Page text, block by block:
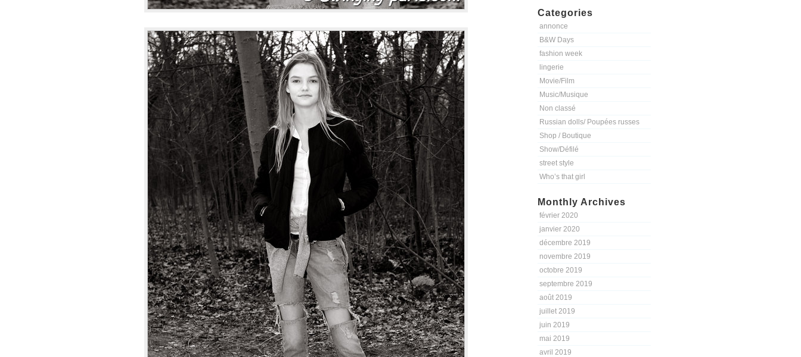
Categories
annonce
B&W Days
fashion week
lingerie
Movie/Film
Music/Musique
Non classé
Russian dolls/ Poupées russes
Shop / Boutique
Show/Défilé
street style
Who’s that girl
Monthly Archives
février 2020
janvier 2020
décembre 2019
novembre 2019
octobre 2019
septembre 2019
août 2019
juillet 2019
juin 2019
mai 2019
avril 2019